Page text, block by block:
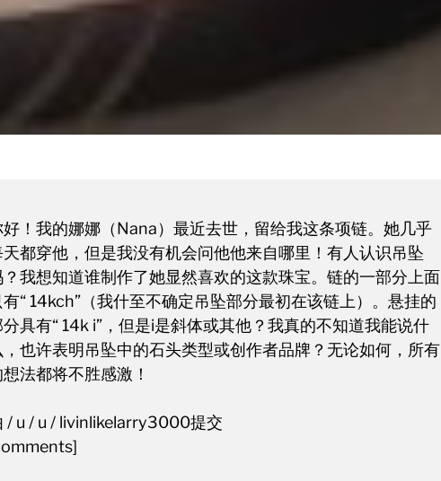
好！我的娜娜（Nana）最近去世，留给我这条项链。她几乎
天都穿他，但是我没有机会问他他来自哪里！有人认识吊坠
？我想知道谁制作了她显然喜欢的这款珠宝。链的一部分上面
有“ 14kch”（我什至不确定吊坠部分最初在该链上）。悬挂的
分具有“ 14k i”，但是i是斜体或其他？我真的不知道我能说什
，也许表明吊坠中的石头类型或创作者品牌？无论如何，所有
法都将不胜感激！
/ u / u / livinlikelarry3000提交